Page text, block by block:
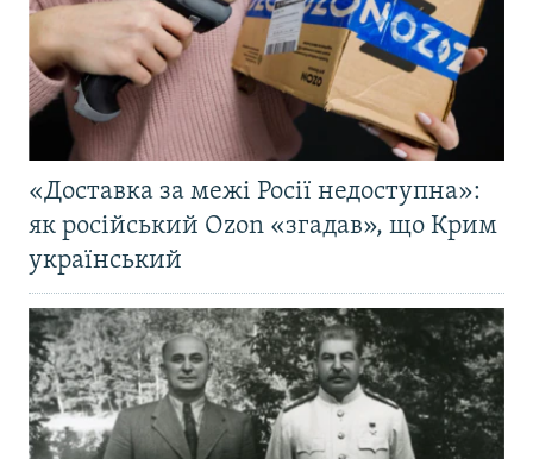
«Доставка за межі Росії недоступна»:
як російський Ozon «згадав», що Крим
український